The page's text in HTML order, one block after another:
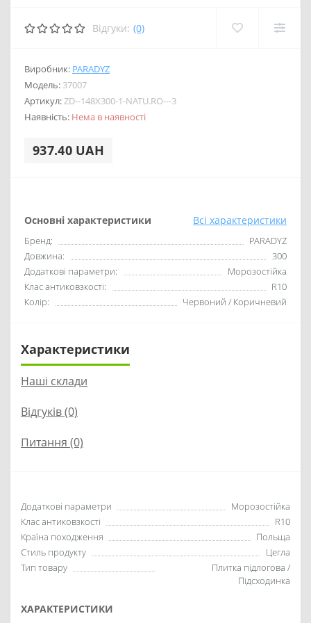
Відгуки: (0)
Виробник: PARADYZ
Модель: 37007
Артикул:ZD--148X300-1-NATU.RO---3
Наявність: Нема в наявності
937.40 UAH
Основні характеристики Всі характеристики
Бренд:
PARADYZ
Довжина:
300
Додаткові параметри:
Морозостійка
Клас антиковзкості:
R10
Колір:
Червоний / Коричневий
Характеристики
Наші склади
Відгуків (0)
Питання (0)
Додаткові параметри
Морозостійка
Клас антиковзкості
R10
Країна походження
Польща
Стиль продукту
Цегла
Тип товару
Плитка підлогова /
Підсходинка
ХАРАКТЕРИСТИКИ